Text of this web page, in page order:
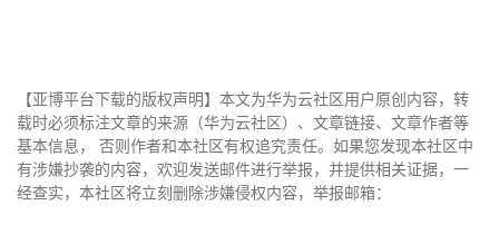
【亚博平台下载的版权声明】本文为华为云社区用户原创内容，转
载时必须标注文章的来源（华为云社区）、文章链接、文章作者等
基本信息， 否则作者和本社区有权追究责任。如果您发现本社区中
有涉嫌抄袭的内容，欢迎发送邮件进行举报，并提供相关证据，一
经查实，本社区将立刻删除涉嫌侵权内容，举报邮箱：